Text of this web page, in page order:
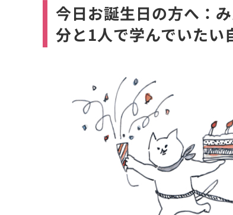
今日お誕生日の方へ：
分と1人で学んでいたい